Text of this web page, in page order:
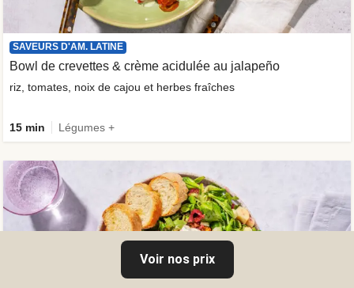
SAVEURS D'AM. LATINE
Bowl de crevettes & crème acidulée au jalapeño
riz, tomates, noix de cajou et herbes fraîches
15 min Légumes +
Voir nos prix